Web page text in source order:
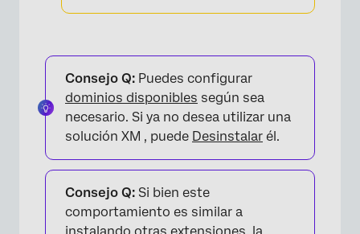
×
Consejo Q: Puedes configurar
dominios disponibles según sea
necesario. Si ya no desea utilizar una
solución XM , puede Desinstalar él.
Consejo Q: Si bien este
comportamiento es similar a